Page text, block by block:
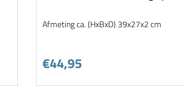
Afmeting ca. (HxBxD) 39x27x2 cm
€44,95